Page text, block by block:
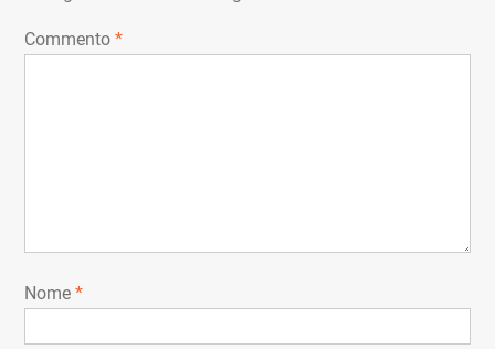
Commento *
Nome *